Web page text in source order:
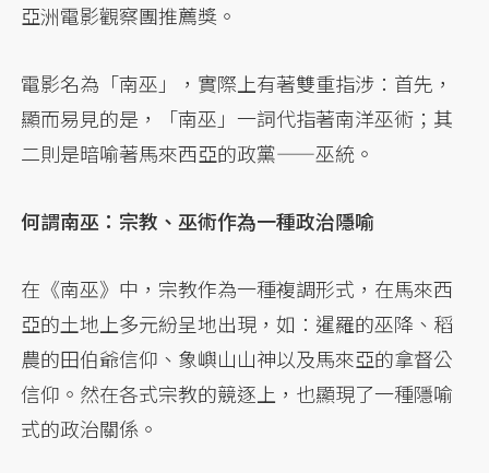
亞洲電影觀察團推薦獎。
電影名為「南巫」，實際上有著雙重指涉：首先，
顯而易見的是，「南巫」一詞代指著南洋巫術；其
二則是暗喻著馬來西亞的政黨——巫統。
何謂南巫：宗教、巫術作為一種政治隱喻
在《南巫》中，宗教作為一種複調形式，在馬來西
亞的土地上多元紛呈地出現，如：暹羅的巫降、稻
農的田伯爺信仰、象嶼山山神以及馬來亞的拿督公
信仰。然在各式宗教的競逐上，也顯現了一種隱喻
式的政治關係。